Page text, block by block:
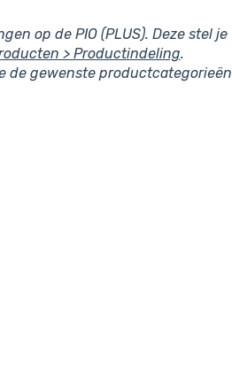
op de PIO (PLUS). Deze stel je
> Productindeling.
de gewenste productcategorieën